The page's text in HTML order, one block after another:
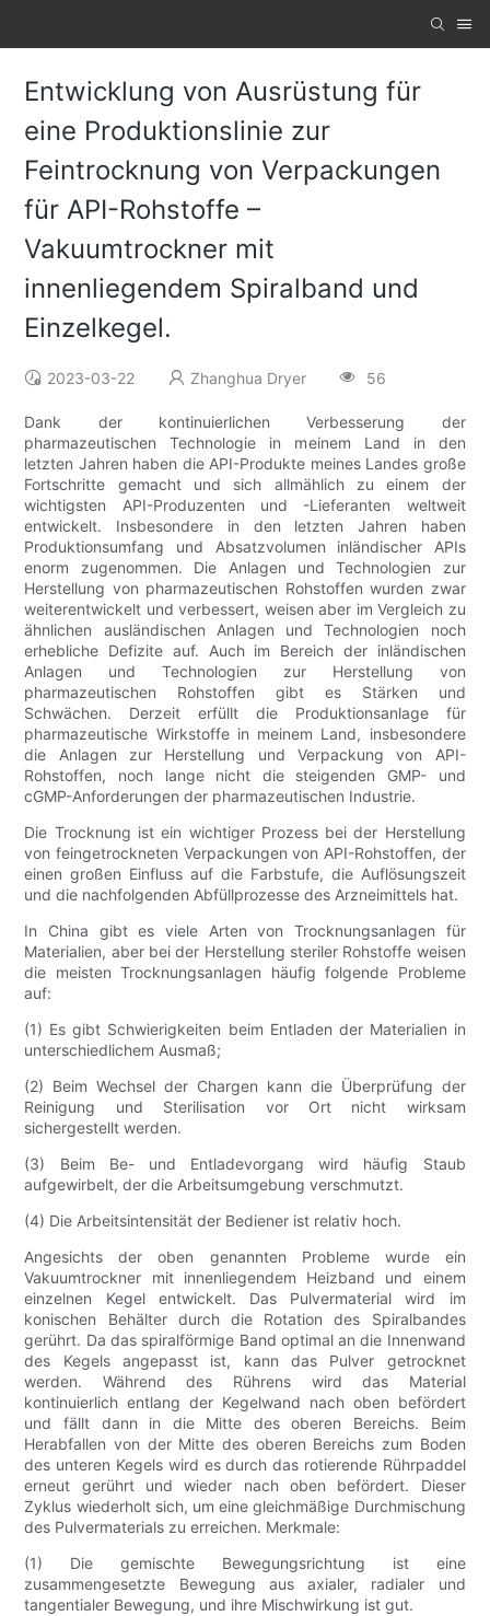
Entwicklung von Ausrüstung für
eine Produktionslinie zur
Feintrocknung von Verpackungen
für API-Rohstoffe –
Vakuumtrockner mit
innenliegendem Spiralband und
Einzelkegel.
2023-03-22 Zhanghua Dryer 56
Dank der kontinuierlichen Verbesserung der
pharmazeutischen Technologie in meinem Land in den
letzten Jahren haben die API-Produkte meines Landes große
Fortschritte gemacht und sich allmählich zu einem der
wichtigsten API-Produzenten und -Lieferanten weltweit
entwickelt. Insbesondere in den letzten Jahren haben
Produktionsumfang und Absatzvolumen inländischer APIs
enorm zugenommen. Die Anlagen und Technologien zur
Herstellung von pharmazeutischen Rohstoffen wurden zwar
weiterentwickelt und verbessert, weisen aber im Vergleich zu
ähnlichen ausländischen Anlagen und Technologien noch
erhebliche Defizite auf. Auch im Bereich der inländischen
Anlagen und Technologien zur Herstellung von
pharmazeutischen Rohstoffen gibt es Stärken und
Schwächen. Derzeit erfüllt die Produktionsanlage für
pharmazeutische Wirkstoffe in meinem Land, insbesondere
die Anlagen zur Herstellung und Verpackung von API-
Rohstoffen, noch lange nicht die steigenden GMP- und
cGMP-Anforderungen der pharmazeutischen Industrie.
Die Trocknung ist ein wichtiger Prozess bei der Herstellung
von feingetrockneten Verpackungen von API-Rohstoffen, der
einen großen Einfluss auf die Farbstufe, die Auflösungszeit
und die nachfolgenden Abfüllprozesse des Arzneimittels hat.
In China gibt es viele Arten von Trocknungsanlagen für
Materialien, aber bei der Herstellung steriler Rohstoffe weisen
die meisten Trocknungsanlagen häufig folgende Probleme
auf:
(1) Es gibt Schwierigkeiten beim Entladen der Materialien in
unterschiedlichem Ausmaß;
(2) Beim Wechsel der Chargen kann die Überprüfung der
Reinigung und Sterilisation vor Ort nicht wirksam
sichergestellt werden.
(3) Beim Be- und Entladevorgang wird häufig Staub
aufgewirbelt, der die Arbeitsumgebung verschmutzt.
(4) Die Arbeitsintensität der Bediener ist relativ hoch.
Angesichts der oben genannten Probleme wurde ein
Vakuumtrockner mit innenliegendem Heizband und einem
einzelnen Kegel entwickelt. Das Pulvermaterial wird im
konischen Behälter durch die Rotation des Spiralbandes
gerührt. Da das spiralförmige Band optimal an die Innenwand
des Kegels angepasst ist, kann das Pulver getrocknet
werden. Während des Rührens wird das Material
kontinuierlich entlang der Kegelwand nach oben befördert
und fällt dann in die Mitte des oberen Bereichs. Beim
Herabfallen von der Mitte des oberen Bereichs zum Boden
des unteren Kegels wird es durch das rotierende Rührpaddel
erneut gerührt und wieder nach oben befördert. Dieser
Zyklus wiederholt sich, um eine gleichmäßige Durchmischung
des Pulvermaterials zu erreichen. Merkmale:
(1) Die gemischte Bewegungsrichtung ist eine
zusammengesetzte Bewegung aus axialer, radialer und
tangentialer Bewegung, und ihre Mischwirkung ist gut.